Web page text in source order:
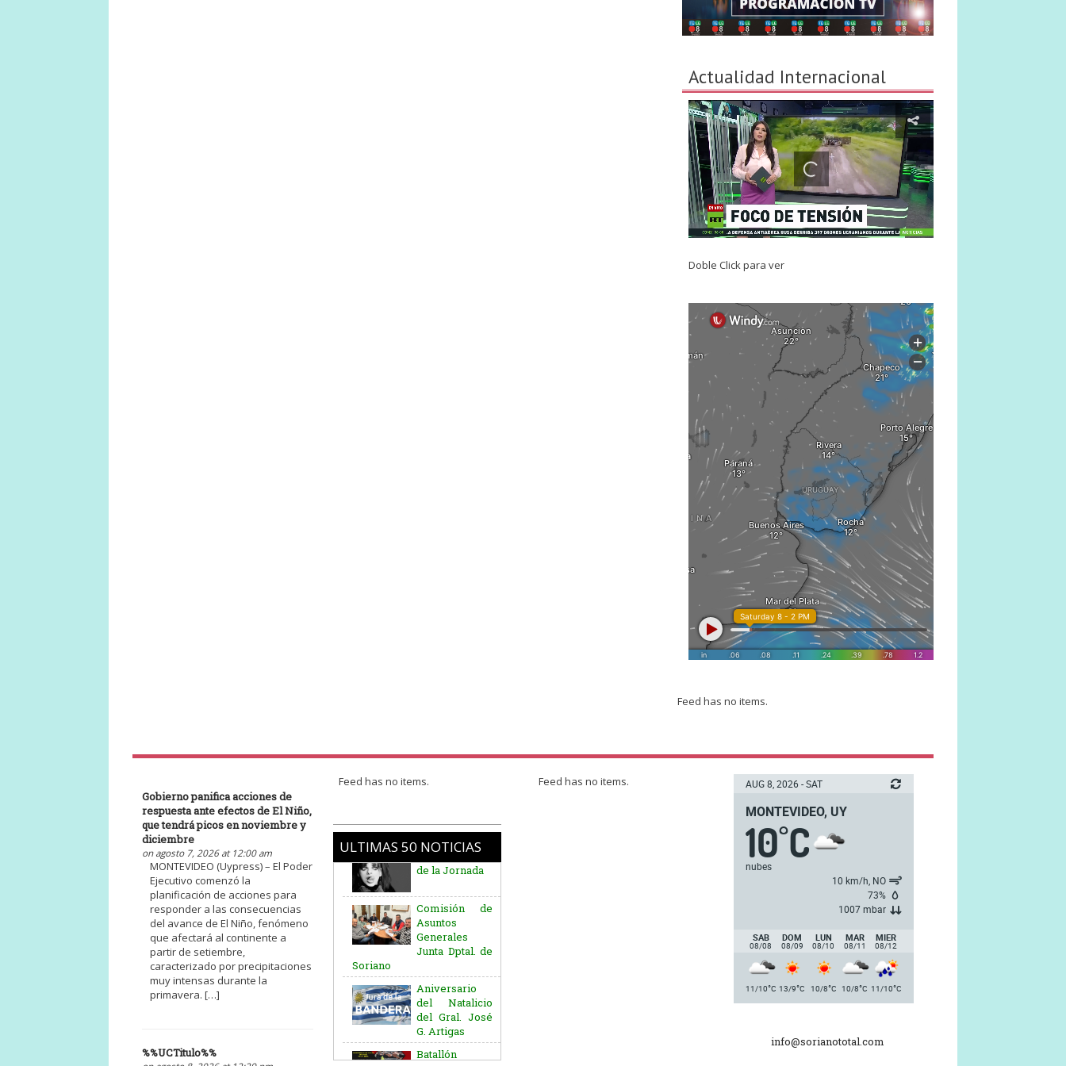
Actualidad Internacional
Doble Click para ver
Feed has no items.
Gobierno panifica acciones de
respuesta ante efectos de El Niño,
que tendrá picos en noviembre y
diciembre
on agosto 7, 2026 at 12:00 am
MONTEVIDEO (Uypress) – El Poder
Ejecutivo comenzó la
planificación de acciones para
responder a las consecuencias
del avance de El Niño, fenómeno
que afectará al continente a
partir de setiembre,
caracterizado por precipitaciones
muy intensas durante la
primavera. […]
%%UCTitulo%%
Feed has no items.
ULTIMAS 50 NOTICIAS
Comisión de
Generales
Junta Dptal. de
Soriano
Aniversario
del Gral. José
G. Artigas
Batallón
“Asencio” de
Infantería N° 5
Feed has no items. AUG 8, 2026 - SAT
MONTEVIDEO, UY
10°C
nubes
10 km/h, NO
73%
1007 mbar
SAB
08/08
DOM
08/09
LUN
08/10
MAR
08/11
MIER
08/12
11/10°C 13/9°C 10/8°C 10/8°C 11/10°C
info@sorianototal.com